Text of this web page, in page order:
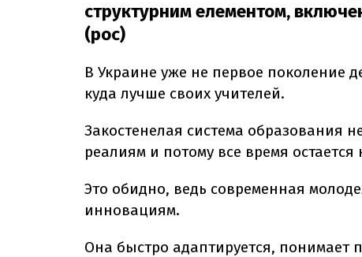
структурним елементом,
(рос)
В Украине уже не первое поколение
куда лучше своих учителей.
Закостенелая система образования
реалиям и потому все время
Это обидно, ведь современная
инновациям.
Она быстро адаптируется, понимает